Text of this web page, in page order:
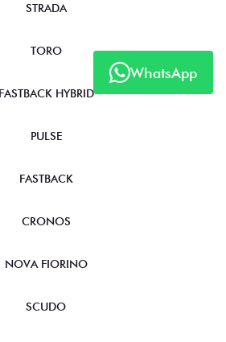
WhatsApp
STRADA
TORO
FASTBACK HYBRID
PULSE
FASTBACK
CRONOS
NOVA FIORINO
SCUDO